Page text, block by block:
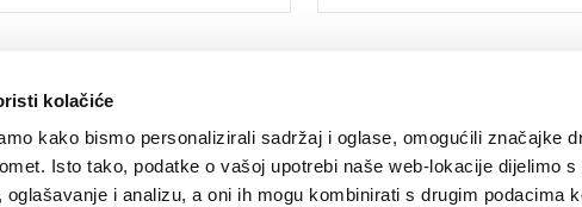
kolačiće
kako bismo personalizirali sadržaj i oglase, omogućili značajke
Isto tako, podatke o vašoj upotrebi naše web-lokacije dijelimo s
i analizu, a oni ih mogu kombinirati s drugim podacima